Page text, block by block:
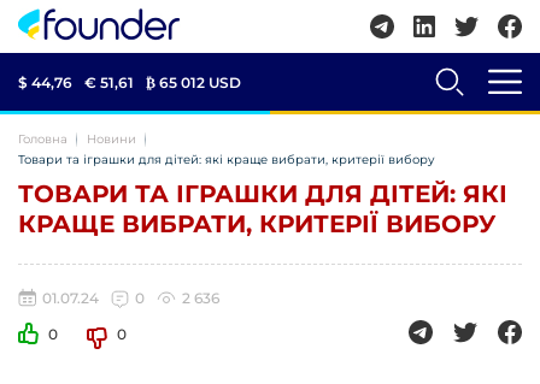
$ 44,76 € 51,61 ₿ 65 012 USD
Головна
Новини
Товари та іграшки для дітей: які краще вибрати, критерії вибору
ТОВАРИ ТА ІГРАШКИ ДЛЯ ДІТЕЙ: ЯКІ
КРАЩЕ ВИБРАТИ, КРИТЕРІЇ ВИБОРУ
01.07.24 0
2 636
0
0